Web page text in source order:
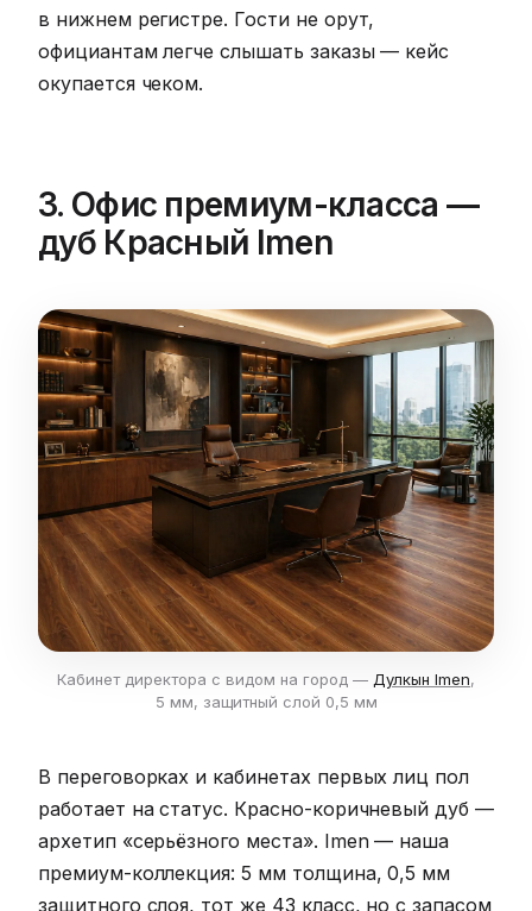
в нижнем регистре. Гости не орут,
официантам легче слышать заказы — кейс
окупается чеком.
3. Офис премиум-класса —
дуб Красный Imen
Кабинет директора с видом на город — Дулкын Imen,
5 мм, защитный слой 0,5 мм
В переговорках и кабинетах первых лиц пол
работает на статус. Красно-коричневый дуб —
архетип «серьёзного места». Imen — наша
премиум-коллекция: 5 мм толщина, 0,5 мм
защитного слоя, тот же 43 класс, но с запасом